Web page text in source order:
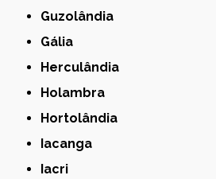
Guzolândia
Gália
Herculândia
Holambra
Hortolândia
Iacanga
Iacri